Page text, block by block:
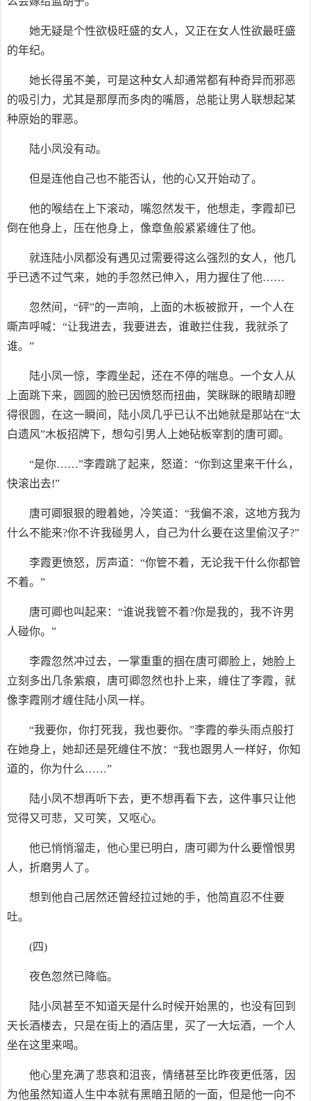
她无疑是个性欲极旺盛的女人，又正在女人性欲最旺盛
的年纪。
她长得虽不美，可是这种女人却通常都有种奇异而邪恶
的吸引力，尤其是那厚而多肉的嘴唇，总能让男人联想起某
种原始的罪恶。
陆小凤没有动。
但是连他自己也不能否认，他的心又开始动了。
他的喉结在上下滚动，嘴忽然发干，他想走，李霞却已
倒在他身上，压在他身上，像章鱼般紧紧缠住了他。
就连陆小凤都没有遇见过需要得这么强烈的女人，他几
乎已透不过气来，她的手忽然已伸入，用力握住了他……
忽然间，“砰”的一声响，上面的木板被掀开，一个人在
嘶声呼喊：“让我进去，我要进去，谁敢拦住我，我就杀了
谁。”
陆小凤一惊，李霞坐起，还在不停的喘息。一个女人从
上面跳下来，圆圆的脸已因愤怒而扭曲，笑眯眯的眼睛却瞪
得很圆，在这一瞬间，陆小凤几乎已认不出她就是那站在“太
白遗风”木板招牌下，想勾引男人上她砧板宰割的唐可卿。
“是你……”李霞跳了起来，怒道：“你到这里来干什么，
快滚出去!”
唐可卿狠狠的瞪着她，冷笑道：“我偏不滚，这地方我为
什么不能来?你不许我碰男人，自己为什么要在这里偷汉子?”
李霞更愤怒，厉声道：“你管不着，无论我干什么你都管
不着。”
唐可卿也叫起来：“谁说我管不着?你是我的，我不许男
人碰你。”
李霞忽然冲过去，一掌重重的掴在唐可卿脸上，她脸上
立刻多出几条紫痕，唐可卿忽然也扑上来，缠住了李霞，就
像李霞刚才缠住陆小凤一样。
“我要你，你打死我，我也要你。”李霞的拳头雨点般打
在她身上，她却还是死缠住不放：“我也跟男人一样好，你知
道的，你为什么……”
陆小凤不想再听下去，更不想再看下去，这件事只让他
觉得又可悲，又可笑，又呕心。
他已悄悄溜走，他心里已明白，唐可卿为什么要憎恨男
人，折磨男人了。
想到他自己居然还曾经拉过她的手，他简直忍不住要
吐。
(四)
夜色忽然已降临。
陆小凤甚至不知道天是什么时候开始黑的，也没有回到
天长酒楼去，只是在街上的酒店里，买了一大坛酒，一个人
坐在这里来喝。
他心里充满了悲哀和沮丧，情绪甚至比昨夜更低落，因
为他虽然知道人生中本就有黑暗丑陋的一面，但是他一向不